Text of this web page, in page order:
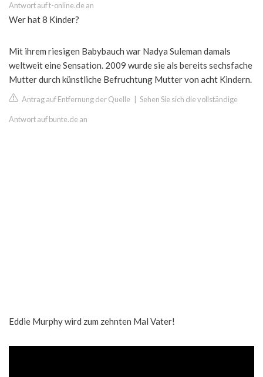
Antwort auf t-online.de an
Wer hat 8 Kinder?
Mit ihrem riesigen Babybauch war Nadya Suleman damals
weltweit eine Sensation. 2009 wurde sie als bereits sechsfache
Mutter durch künstliche Befruchtung Mutter von acht Kindern.
Antrag auf Entfernung der Quelle Sehen Sie sich die vollständige
Antwort auf bunte.de an
Eddie Murphy wird zum zehnten Mal Vater!